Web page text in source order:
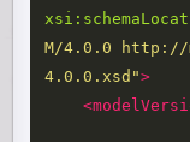
M/4.0.0 http://
4.0.0.xsd">